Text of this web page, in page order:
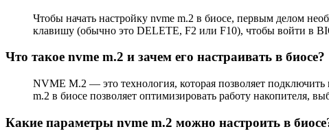
Чтобы начать настройку nvme m.2 в биосе, первым делом
клавишу (обычно это DELETE, F2 или F10), чтобы войти в
Что такое nvme m.2 и зачем его настраивать в биосе?
NVME M.2 — это технология, которая позволяет
m.2 в биосе позволяет оптимизировать работу накопителя,
Какие параметры nvme m.2 можно настроить в